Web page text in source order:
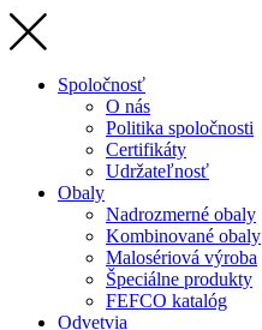
Spoločnosť
O nás
Politika spoločnosti
Certifikáty
Udržateľnosť
Obaly
Nadrozmerné obaly
Kombinované obaly
Malosériová výroba
Špeciálne produkty
FEFCO katalóg
Odvetvia